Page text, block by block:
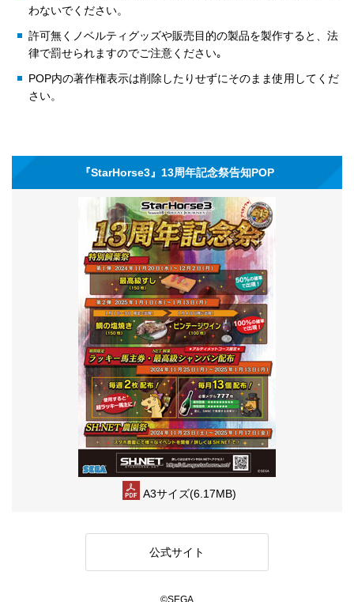
わないでください。
許可無くノベルティグッズや販売目的の製品を製作すると、法
律で罰せられますのでご注意ください｡
POP内の著作権表示は削除したりせずにそのまま使用してくだ
さい。
『StarHorse3』13周年記念祭告知POP
A3サイズ(6.17MB)
公式サイト